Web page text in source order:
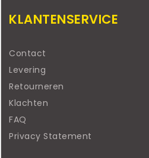
KLANTENSERVICE
Contact
Levering
Retourneren
Klachten
FAQ
Privacy Statement